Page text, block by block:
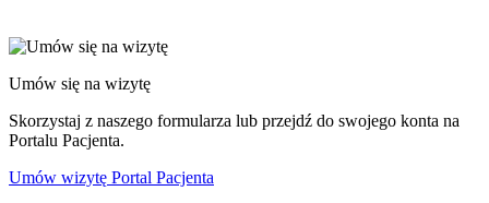
Umów się na wizytę
Skorzystaj z naszego formularza lub przejdź do swojego konta na
Portalu Pacjenta.
Umów wizytę Portal Pacjenta